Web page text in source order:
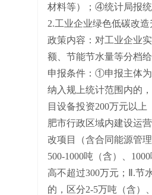
材料等）；④统计局报统
2.工业企业绿色低碳改
政策内容：对工业企业
额、节能节水量等分档
申报条件： ①申报主体为
纳入规上统计范围内的
目设备投资200万元以
肥市行政区域内建设运
改项目（含合同能源管
500-1000吨（含）、
高不超过300万元；Ⅱ.节
的，区分2-5万吨（含）